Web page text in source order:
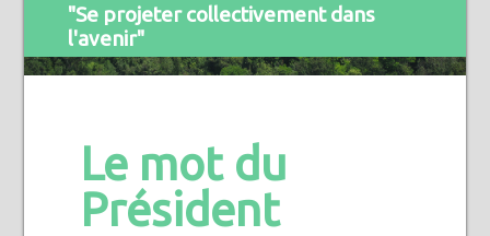
"Se projeter collectivement dans
l'avenir"
Le mot du
Président